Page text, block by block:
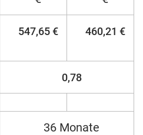
547,65 € 460,21 €
0,78
36 Monate